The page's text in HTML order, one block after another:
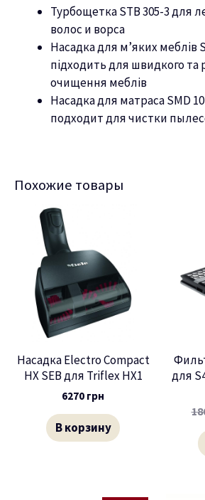
Турбощетка STB 305-3 для
волос и ворса
Насадка для м’яких меблів
підходить для швидкого та
очищення меблів
Насадка для матраса SMD
подходит для чистки
Похожие товары
Насадка Electro Compact
HX SEB для Triflex HX1
6270 грн
В корзину
для